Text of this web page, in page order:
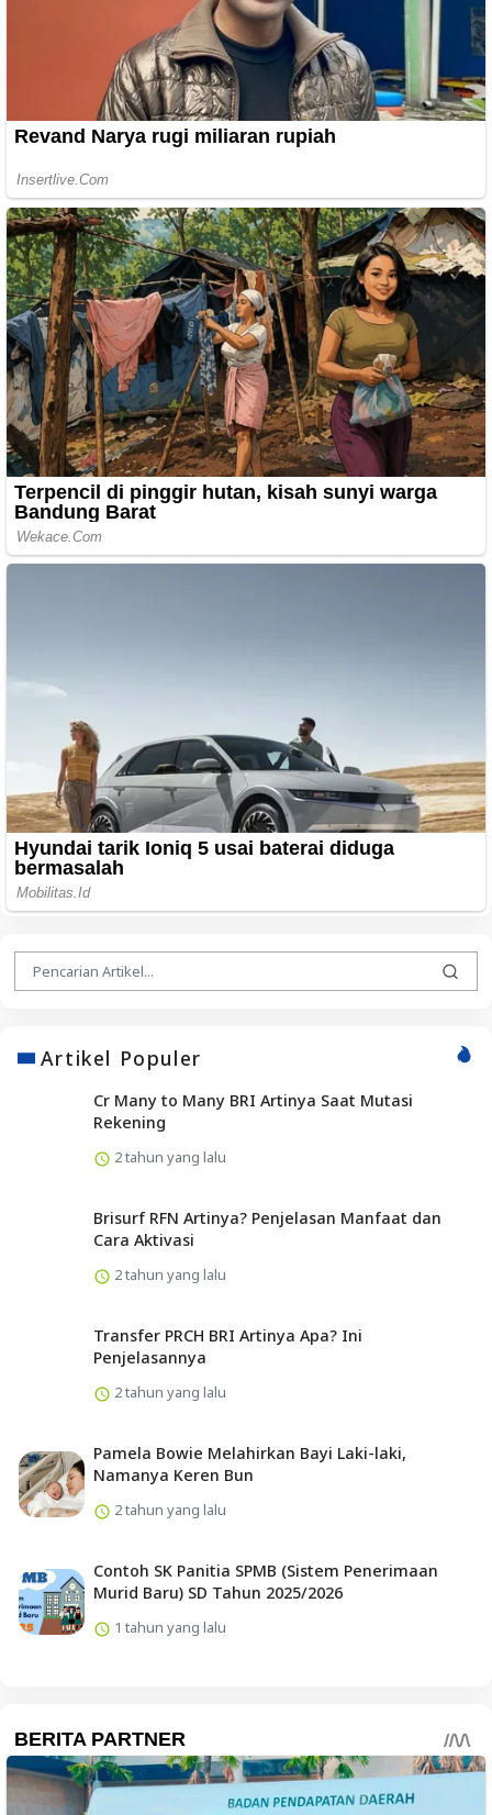
Artikel Populer
Cr Many to Many BRI Artinya Saat Mutasi
Rekening
2 tahun yang lalu
Brisurf RFN Artinya? Penjelasan Manfaat dan
Cara Aktivasi
2 tahun yang lalu
Transfer PRCH BRI Artinya Apa? Ini
Penjelasannya
2 tahun yang lalu
Pamela Bowie Melahirkan Bayi Laki-laki,
Namanya Keren Bun
2 tahun yang lalu
Contoh SK Panitia SPMB (Sistem Penerimaan
Murid Baru) SD Tahun 2025/2026
1 tahun yang lalu